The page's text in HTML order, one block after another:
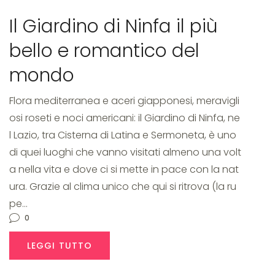
Il Giardino di Ninfa il più
bello e romantico del
mondo
Flora mediterranea e aceri giapponesi, meravigli
osi roseti e noci americani: il Giardino di Ninfa, ne
l Lazio, tra Cisterna di Latina e Sermoneta, è uno
di quei luoghi che vanno visitati almeno una volt
a nella vita e dove ci si mette in pace con la nat
ura. Grazie al clima unico che qui si ritrova (la ru
pe…
0
LEGGI TUTTO